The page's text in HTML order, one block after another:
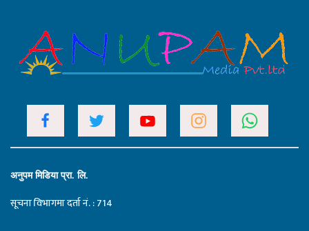
अनुपम मिडिया प्रा. लि.
सूचना विभागमा दर्ता नं. : 714